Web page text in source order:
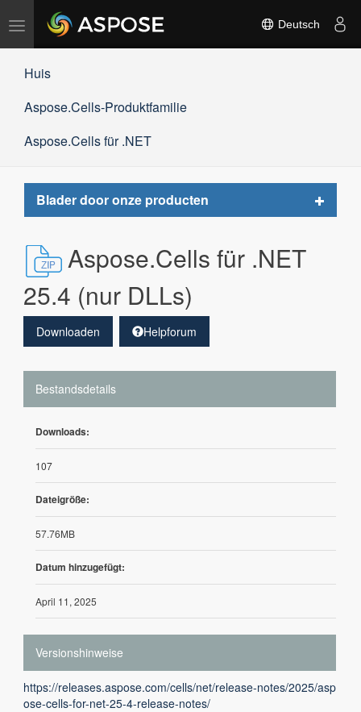
Navigation
umschalten
Deutsch
Huis
Aspose.Cells-Produktfamilie
Aspose.Cells für .NET
Blader door onze producten
Toggle
Aspose.Cells für .NET
25.4 (nur DLLs)
Downloaden Helpforum
Bestandsdetails
Downloads:
107
Dateigröße:
57.76MB
Datum hinzugefügt:
April 11, 2025
Versionshinweise
https://releases.aspose.com/cells/net/release-notes/2025/asp
ose-cells-for-net-25-4-release-notes/